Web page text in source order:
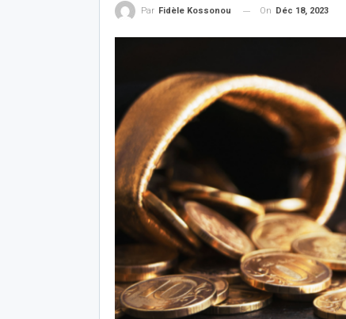
Par Fidèle Kossonou On Déc 18, 2023